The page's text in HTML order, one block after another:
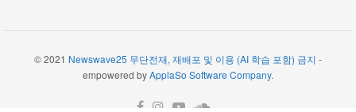
© 2021 Newswave25 무단전재, 재배포 및 이용 (AI 학습 포함) 금지 -
empowered byApplaSo Software Company.